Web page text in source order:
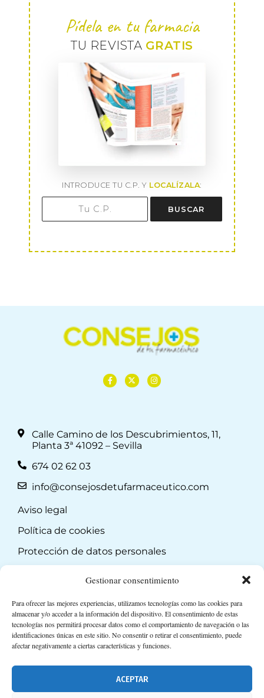
Gestionar consentimiento
Para ofrecer las mejores experiencias, utilizamos tecnologías como las cookies para
almacenar y/o acceder a la información del dispositivo. El consentimiento de estas
tecnologías nos permitirá procesar datos como el comportamiento de navegación o las
identificaciones únicas en este sitio. No consentir o retirar el consentimiento, puede
afectar negativamente a ciertas características y funciones.
ACEPTAR
Pídela en tu farmacia
TU REVISTA GRATIS
INTRODUCE TU C.P. Y LOCALÍZALA:
BUSCAR
Calle Camino de los Descubrimientos, 11,
Planta 3ª 41092 – Sevilla
674 02 62 03
info@consejosdetufarmaceutico.com
Aviso legal
Política de cookies
Protección de datos personales